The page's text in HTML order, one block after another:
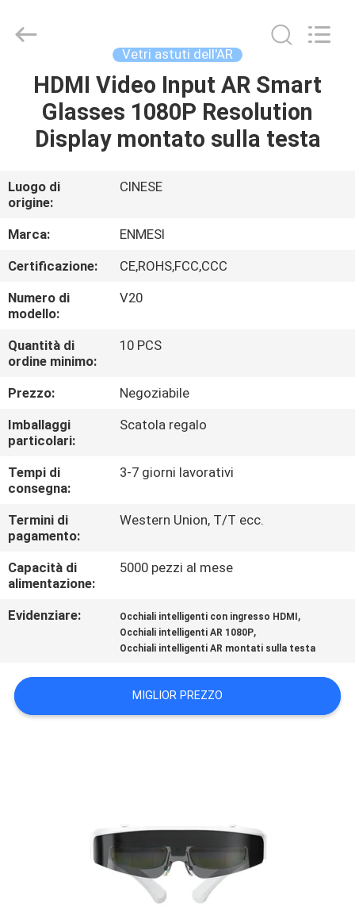
CASA
PRODOTTI
CIRCA
NOI
GIRO
DELLA
FABBRICA
CONTROLLO
DI
QUALITÀ
NOTIZIE
CASI
RICHIEDA
CITAZIONE
SHOPPING
ONLINE
POLITICA
Technology
Vetri astuti dell'AR
HDMI Video Input AR Smart
Glasses 1080P Resolution
Display montato sulla testa
Luogo di
origine:
CINESE
Marca:
ENMESI
Certificazione:
CE,ROHS,FCC,CCC
Numero di
modello:
V20
Quantità di
ordine minimo:
10 PCS
Prezzo:
Negoziabile
Imballaggi
particolari:
Scatola regalo
Tempi di
consegna:
3-7 giorni lavorativi
Termini di
pagamento:
Western Union, T/T ecc.
Capacità di
alimentazione:
5000 pezzi al mese
Evidenziare: Occhiali intelligenti con ingresso HDMI ,
Occhiali intelligenti AR 1080P,
Occhiali intelligenti AR montati sulla testa
MIGLIOR PREZZO